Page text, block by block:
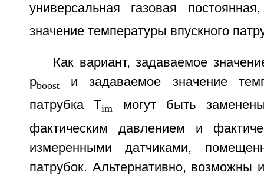
универсальная газовая
значение температуры впускного
Как вариант, задаваемое
рboostи задаваемое значение
патрубка Tim
могут быть
фактическим давлением и
измеренными датчиками,
патрубок. Альтернативно, возможны